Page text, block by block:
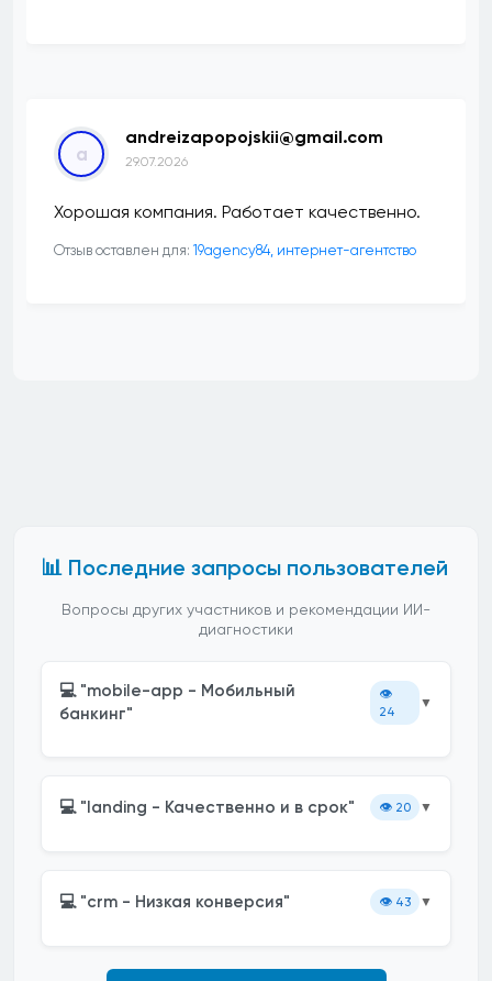
a
andreizapopojskii@gmail.com
29.07.2026
Хорошая компания. Работает качественно.
Отзыв оставлен для: 19agency84, интернет-агентство
📊 Последние запросы пользователей
Вопросы других участников и рекомендации ИИ-
диагностики
💻 "mobile-app - Мобильный
банкинг"
👁️
24
▼
💻 "landing - Качественно и в срок" 👁️ 20 ▼
💻 "crm - Низкая конверсия" 👁️ 43 ▼